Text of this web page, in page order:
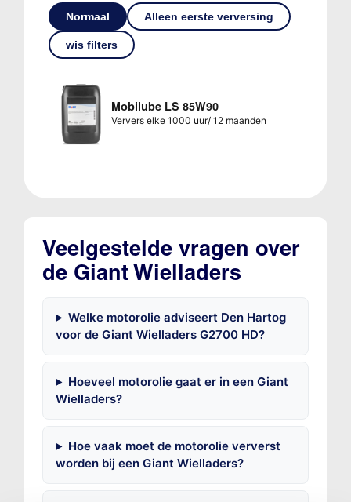
Normaal Alleen eerste verversing
wis filters
Mobilube LS 85W90
Ververs elke 1000 uur/ 12 maanden
Veelgestelde vragen over
de Giant Wielladers
Welke motorolie adviseert Den Hartog
voor de Giant Wielladers G2700 HD?
Hoeveel motorolie gaat er in een Giant
Wielladers?
Hoe vaak moet de motorolie ververst
worden bij een Giant Wielladers?